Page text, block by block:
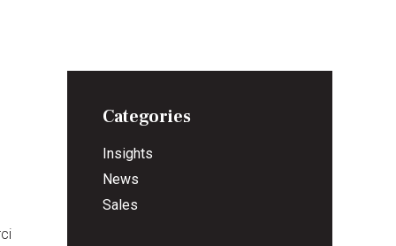
Categories
Insights
News
Sales